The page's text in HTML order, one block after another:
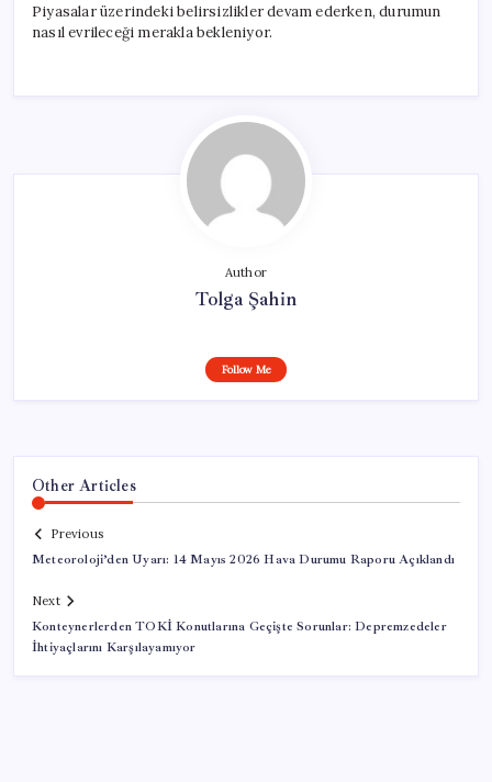
Piyasalar üzerindeki belirsizlikler devam ederken, durumun
nasıl evrileceği merakla bekleniyor.
Author
Tolga Şahin
Follow Me
Other Articles
Previous
Meteoroloji’den Uyarı: 14 Mayıs 2026 Hava Durumu Raporu Açıklandı
Next
Konteynerlerden TOKİ Konutlarına Geçişte Sorunlar: Depremzedeler
İhtiyaçlarını Karşılayamıyor